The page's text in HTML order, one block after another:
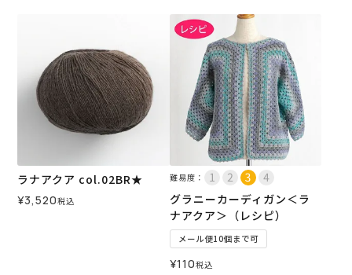
ラナアクア col.02BR★
¥3,520税込
難易度：
グラニーカーディガン＜ラ
ナアクア＞（レシピ）
メール便10個まで可
¥110税込